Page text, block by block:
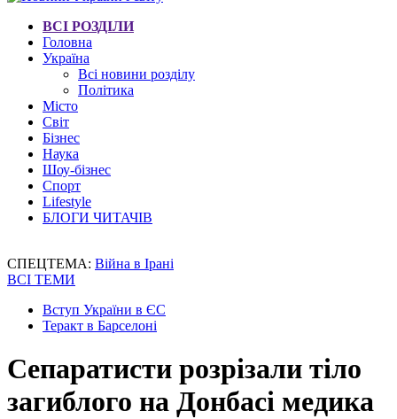
ВСІ РОЗДІЛИ
Головна
Україна
Всі новини розділу
Політика
Місто
Світ
Бізнес
Наука
Шоу-бізнес
Спорт
Lifestyle
БЛОГИ ЧИТАЧІВ
СПЕЦТЕМА: Війна в Ірані
ВСІ ТЕМИ
Вступ України в ЄС
Теракт в Барселоні
Сепаратисти розрізали тіло
загиблого на Донбасі медика